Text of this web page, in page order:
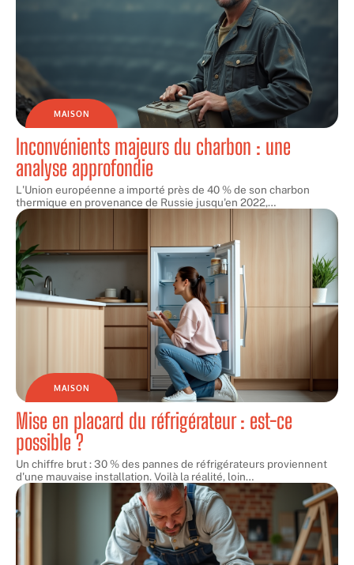
MAISON
Inconvénients majeurs du charbon : une
analyse approfondie
L'Union européenne a importé près de 40 % de son charbon
thermique en provenance de Russie jusqu'en 2022,…
MAISON
Mise en placard du réfrigérateur : est-ce
possible ?
Un chiffre brut : 30 % des pannes de réfrigérateurs proviennent
d'une mauvaise installation. Voilà la réalité, loin…